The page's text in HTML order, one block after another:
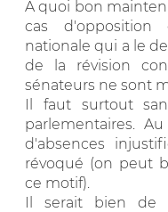
A quoi bon
cas d'opposition
nationale qui a le
de la révision
sénateurs ne sont
Il faut surtout
parlementaires.
d'absences
révoqué (on peut
ce motif).
Il serait bien de